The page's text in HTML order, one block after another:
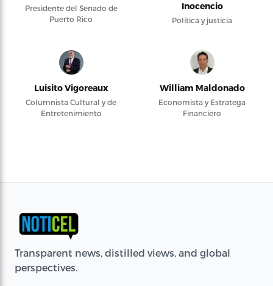
Presidente del Senado de
Puerto Rico
Inocencio
Política y justicia
Luisito Vigoreaux
Columnista Cultural y de
Entretenimiento
William Maldonado
Economista y Estratega
Financiero
Transparent news, distilled views, and global
perspectives.